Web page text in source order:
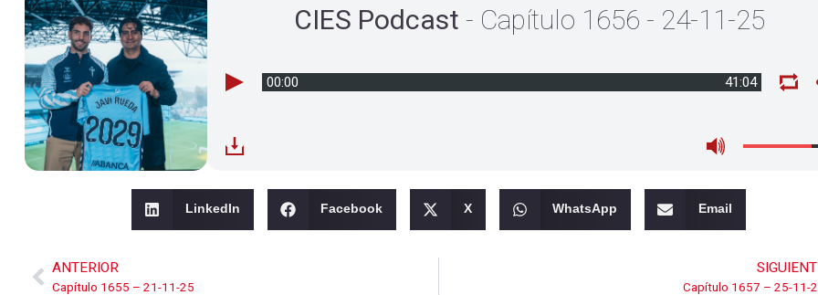
CIES Podcast - Capítulo 1656 - 24-11-25
00:00 41:04
LinkedIn Facebook X WhatsApp Email
ANTERIOR
Capítulo 1655 – 21-11-25 Capítulo 1657 – 25-11-